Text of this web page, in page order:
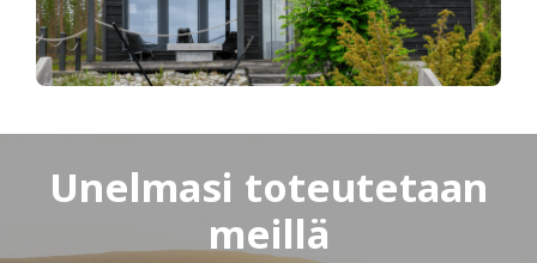
Unelmasi toteutetaan
meillä